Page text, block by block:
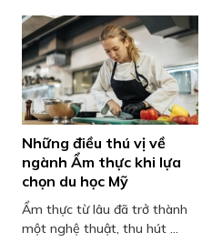
Những điều thú vị về
ngành Ẩm thực khi lựa
chọn du học Mỹ
Ẩm thực từ lâu đã trở thành
một nghệ thuật, thu hút ...